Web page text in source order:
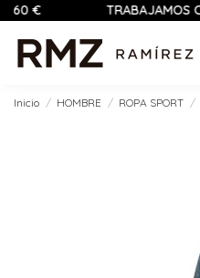
TRABAJAMOS CON
Inicio HOMBRE ROPA SPORT